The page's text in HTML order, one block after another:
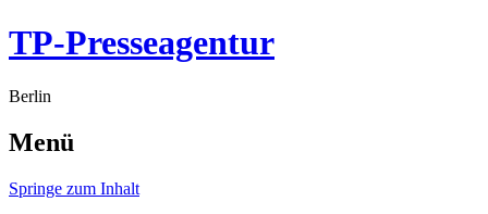
TP-Presseagentur
Berlin
Menü
Springe zum Inhalt